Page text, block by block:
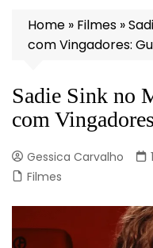
Home » Filmes »
com Vingadores:
Sadie Sink no
com
Gessica Carvalho
Filmes